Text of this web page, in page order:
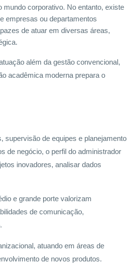
corporativo. No entanto, existe
empresas ou departamentos
de atuar em diversas áreas,
além da gestão convencional,
acadêmica moderna prepara o
supervisão de equipes e planejamento
de negócio, o perfil do administrador
inovadores, analisar dados
e grande porte valorizam
de comunicação,
atuando em áreas de
de novos produtos.